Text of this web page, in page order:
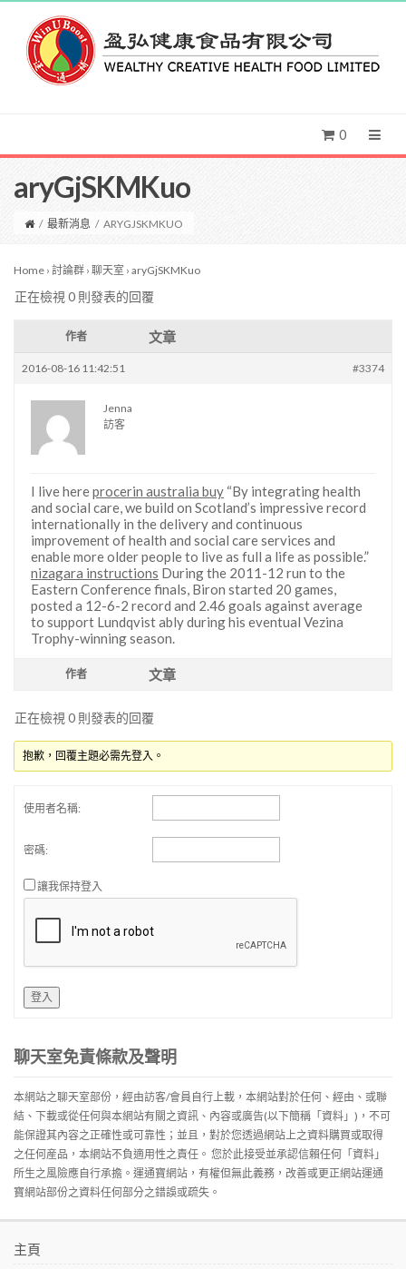
0
aryGjSKMKuo
/ 最新消息 / ARYGJSKMKUO
Home › 討論群 › 聊天室 › aryGjSKMKuo
正在檢視 0 則發表的回覆
作者 文章
2016-08-16 11:42:51 #3374
Jenna
訪客
I live hereprocerin australia buy “By integrating health
and social care, we build on Scotland’s impressive record
internationally in the delivery and continuous
improvement of health and social care services and
enable more older people to live as full a life as possible.”
nizagara instructions During the 2011-12 run to the
Eastern Conference finals, Biron started 20 games,
posted a 12-6-2 record and 2.46 goals against average
to support Lundqvist ably during his eventual Vezina
Trophy-winning season.
作者 文章
正在檢視 0 則發表的回覆
抱歉，回覆主題必需先登入。
使用者名稱:
密碼:
讓我保持登入
登入
聊天室免責條款及聲明
本網站之聊天室部份，經由訪客/會員自行上載，本網站對於任何、經由、或聯
結、下載或從任何與本網站有關之資訊、內容或廣告(以下簡稱「資料」)，不可
能保證其內容之正確性或可靠性；並且，對於您透過網站上之資料購買或取得
之任何産品，本網站不負適用性之責任。 您於此接受並承認信賴任何「資料」
所生之風險應自行承擔。運通寶網站，有權但無此義務，改善或更正網站運通
寶網站部份之資料任何部分之錯誤或疏失。
主頁